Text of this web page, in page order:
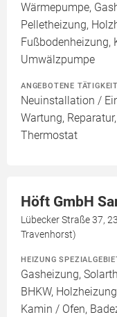
Wärmepumpe,
Pelletheizung,
Fußbodenheizung,
Umwälzpumpe
ANGEBOTENE
Neuinstallation /
Wartung,
Thermostat
Höft GmbH
Lübecker Straße 37,
Travenhorst)
HEIZUNG
Gasheizung,
BHKW,
Kamin / Ofen,